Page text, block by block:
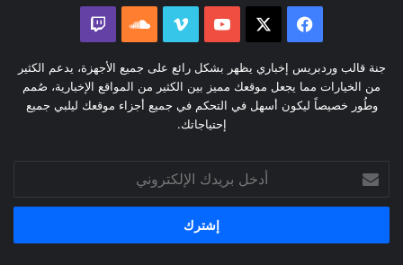
فيسبوك ‫YouTube
ڤميو
ساوند
كلاود
جنة قالب وردبريس إخباري يظهر بشكل رائع على جميع الأجهزة، يدعم الكثير
من الخيارات مما يجعل موقعك مميز بين الكثير من المواقع الإخبارية، صُمم
وطُور خصيصاً ليكون أسهل في التحكم في جميع أجزاء موقعك ليلبي جميع
إحتياجاتك.
بريدك
الإلكتروني